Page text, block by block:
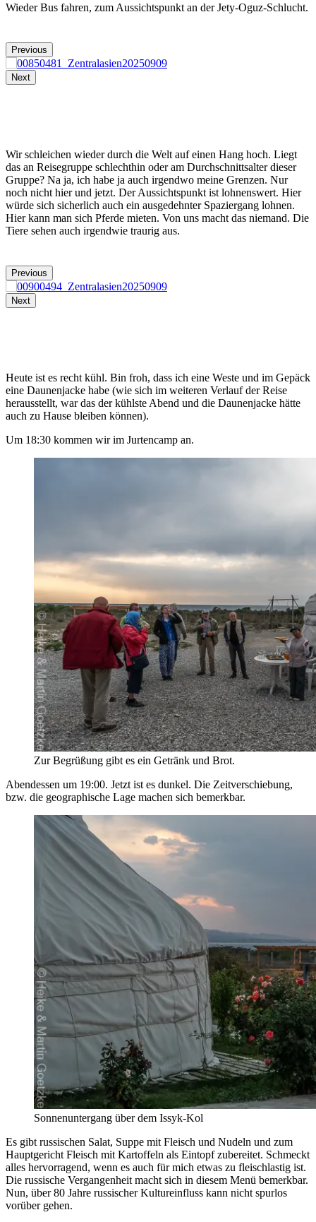
Wieder Bus fahren, zum Aussichtspunkt an der Jety-Oguz-Schlucht.
Previous
Next
Wir schleichen wieder durch die Welt auf einen Hang hoch. Liegt
das an Reisegruppe schlechthin oder am Durchschnittsalter dieser
Gruppe? Na ja, ich habe ja auch irgendwo meine Grenzen. Nur
noch nicht hier und jetzt. Der Aussichtspunkt ist lohnenswert. Hier
würde sich sicherlich auch ein ausgedehnter Spaziergang lohnen.
Hier kann man sich Pferde mieten. Von uns macht das niemand. Die
Tiere sehen auch irgendwie traurig aus.
Previous
Next
Heute ist es recht kühl. Bin froh, dass ich eine Weste und im Gepäck
eine Daunenjacke habe (wie sich im weiteren Verlauf der Reise
herausstellt, war das der kühlste Abend und die Daunenjacke hätte
auch zu Hause bleiben können).
Um 18:30 kommen wir im Jurtencamp an.
Zur Begrüßung gibt es ein Getränk und Brot.
Abendessen um 19:00. Jetzt ist es dunkel. Die Zeitverschiebung,
bzw. die geographische Lage machen sich bemerkbar.
Sonnenuntergang über dem Issyk-Kol
Es gibt russischen Salat, Suppe mit Fleisch und Nudeln und zum
Hauptgericht Fleisch mit Kartoffeln als Eintopf zubereitet. Schmeckt
alles hervorragend, wenn es auch für mich etwas zu fleischlastig ist.
Die russische Vergangenheit macht sich in diesem Menü bemerkbar.
Nun, über 80 Jahre russischer Kultureinfluss kann nicht spurlos
vorüber gehen.